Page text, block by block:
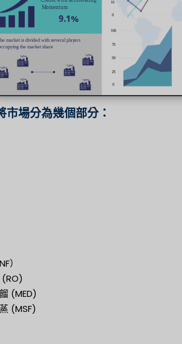
市場分為幾個部分：
）
(MED)
(MSF)